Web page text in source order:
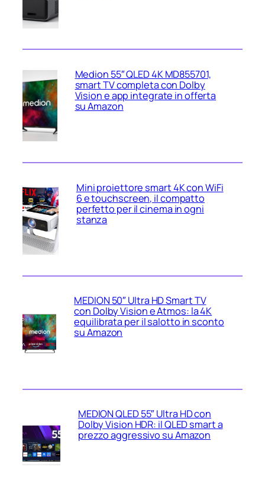
Medion 55″ QLED 4K MD855701,
smart TV completa con Dolby
Vision e app integrate in offerta
su Amazon
Mini proiettore smart 4K con WiFi
6 e touchscreen, il compatto
perfetto per il cinema in ogni
stanza
MEDION 50″ Ultra HD Smart TV
con Dolby Vision e Atmos: la 4K
equilibrata per il salotto in sconto
su Amazon
MEDION QLED 55″ Ultra HD con
Dolby Vision HDR: il QLED smart a
prezzo aggressivo su Amazon